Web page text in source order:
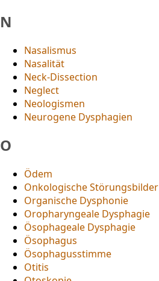
N
Nasalismus
Nasalität
Neck-Dissection
Neglect
Neologismen
Neurogene Dysphagien
O
Ödem
Onkologische Störungsbilder
Organische Dysphonie
Oropharyngeale Dysphagie
Ösophageale Dysphagie
Ösophagus
Ösophagusstimme
Otitis